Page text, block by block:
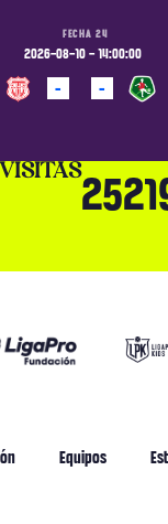
FECHA 24
2026-08-10 - 14:00:00
- -
VISITAS
Equipos